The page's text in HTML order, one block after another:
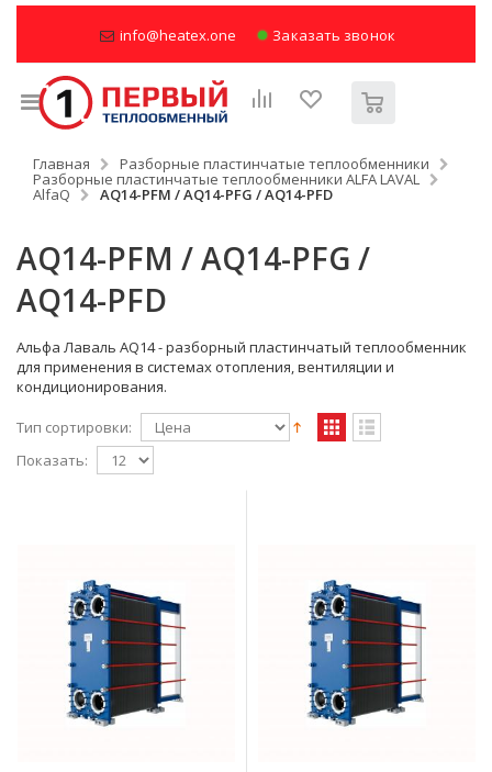
info@heatex.one Заказать звонок
Главная Разборные пластинчатые теплообменники
Разборные пластинчатые теплообменники ALFA LAVAL
AlfaQ AQ14-PFM / AQ14-PFG / AQ14-PFD
AQ14-PFM / AQ14-PFG /
AQ14-PFD
Альфа Лаваль AQ14 - разборный пластинчатый теплообменник
для применения в системах отопления, вентиляции и
кондиционирования.
Тип сортировки:
Показать: